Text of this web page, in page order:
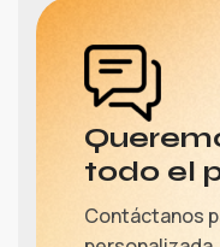
todo el
Contáctanos